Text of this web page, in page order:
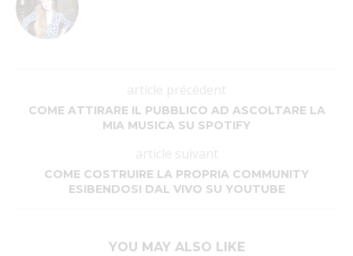
article précédent
COME ATTIRARE IL PUBBLICO AD ASCOLTARE LA
MIA MUSICA SU SPOTIFY
article suivant
COME COSTRUIRE LA PROPRIA COMMUNITY
ESIBENDOSI DAL VIVO SU YOUTUBE
YOU MAY ALSO LIKE